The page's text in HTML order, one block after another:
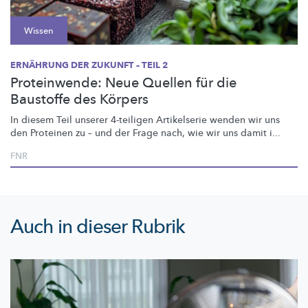
Wissen
ERNÄHRUNG DER ZUKUNFT – TEIL 2
Proteinwende: Neue Quellen für die
Baustoffe des Körpers
In diesem Teil unserer 4-teiligen Artikelserie wenden wir uns
den Proteinen zu – und der Frage nach, wie wir uns damit i...
FNR
Auch in dieser Rubrik